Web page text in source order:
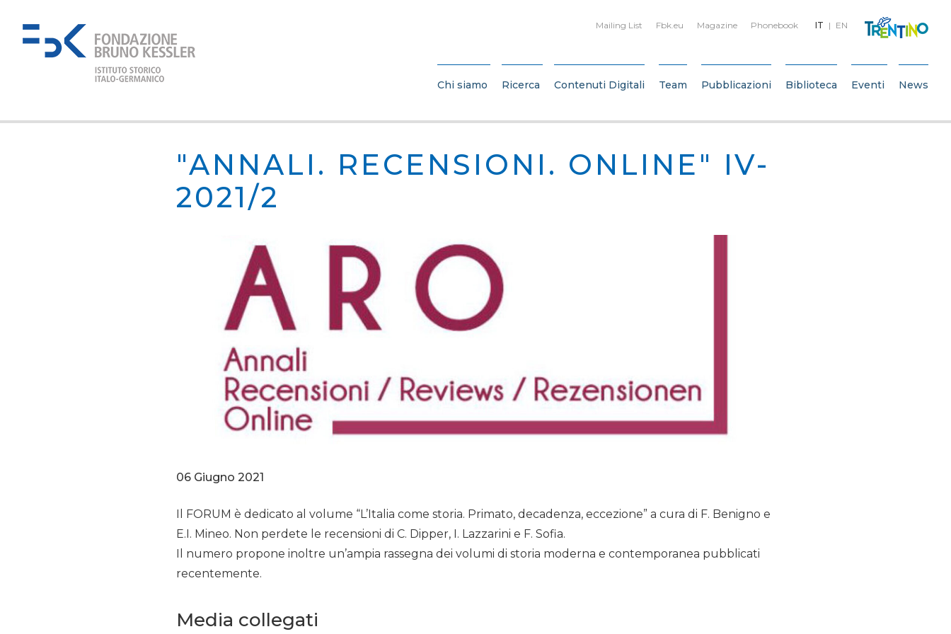
IT EN
Mailing List Fbk.eu Magazine Phonebook
Chi siamo Ricerca Contenuti Digitali Team Pubblicazioni Biblioteca Eventi News
"ANNALI. RECENSIONI. ONLINE" IV-
2021/2
06 Giugno 2021
Il FORUM è dedicato al volume “L’Italia come storia. Primato, decadenza, eccezione” a cura di F. Benigno e
E.I. Mineo. Non perdete le recensioni di C. Dipper, I. Lazzarini e F. Sofia.
Il numero propone inoltre un’ampia rassegna dei volumi di storia moderna e contemporanea pubblicati
recentemente.
Media collegati